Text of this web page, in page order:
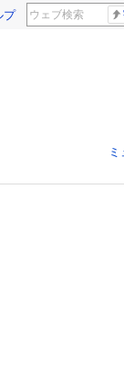
プ